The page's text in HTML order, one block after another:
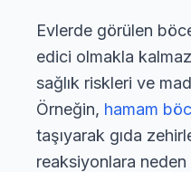
Evlerde görülen
edici olmakla
sağlık riskleri ve
Örneğin, hamam
taşıyarak gıda
reaksiyonlara neden